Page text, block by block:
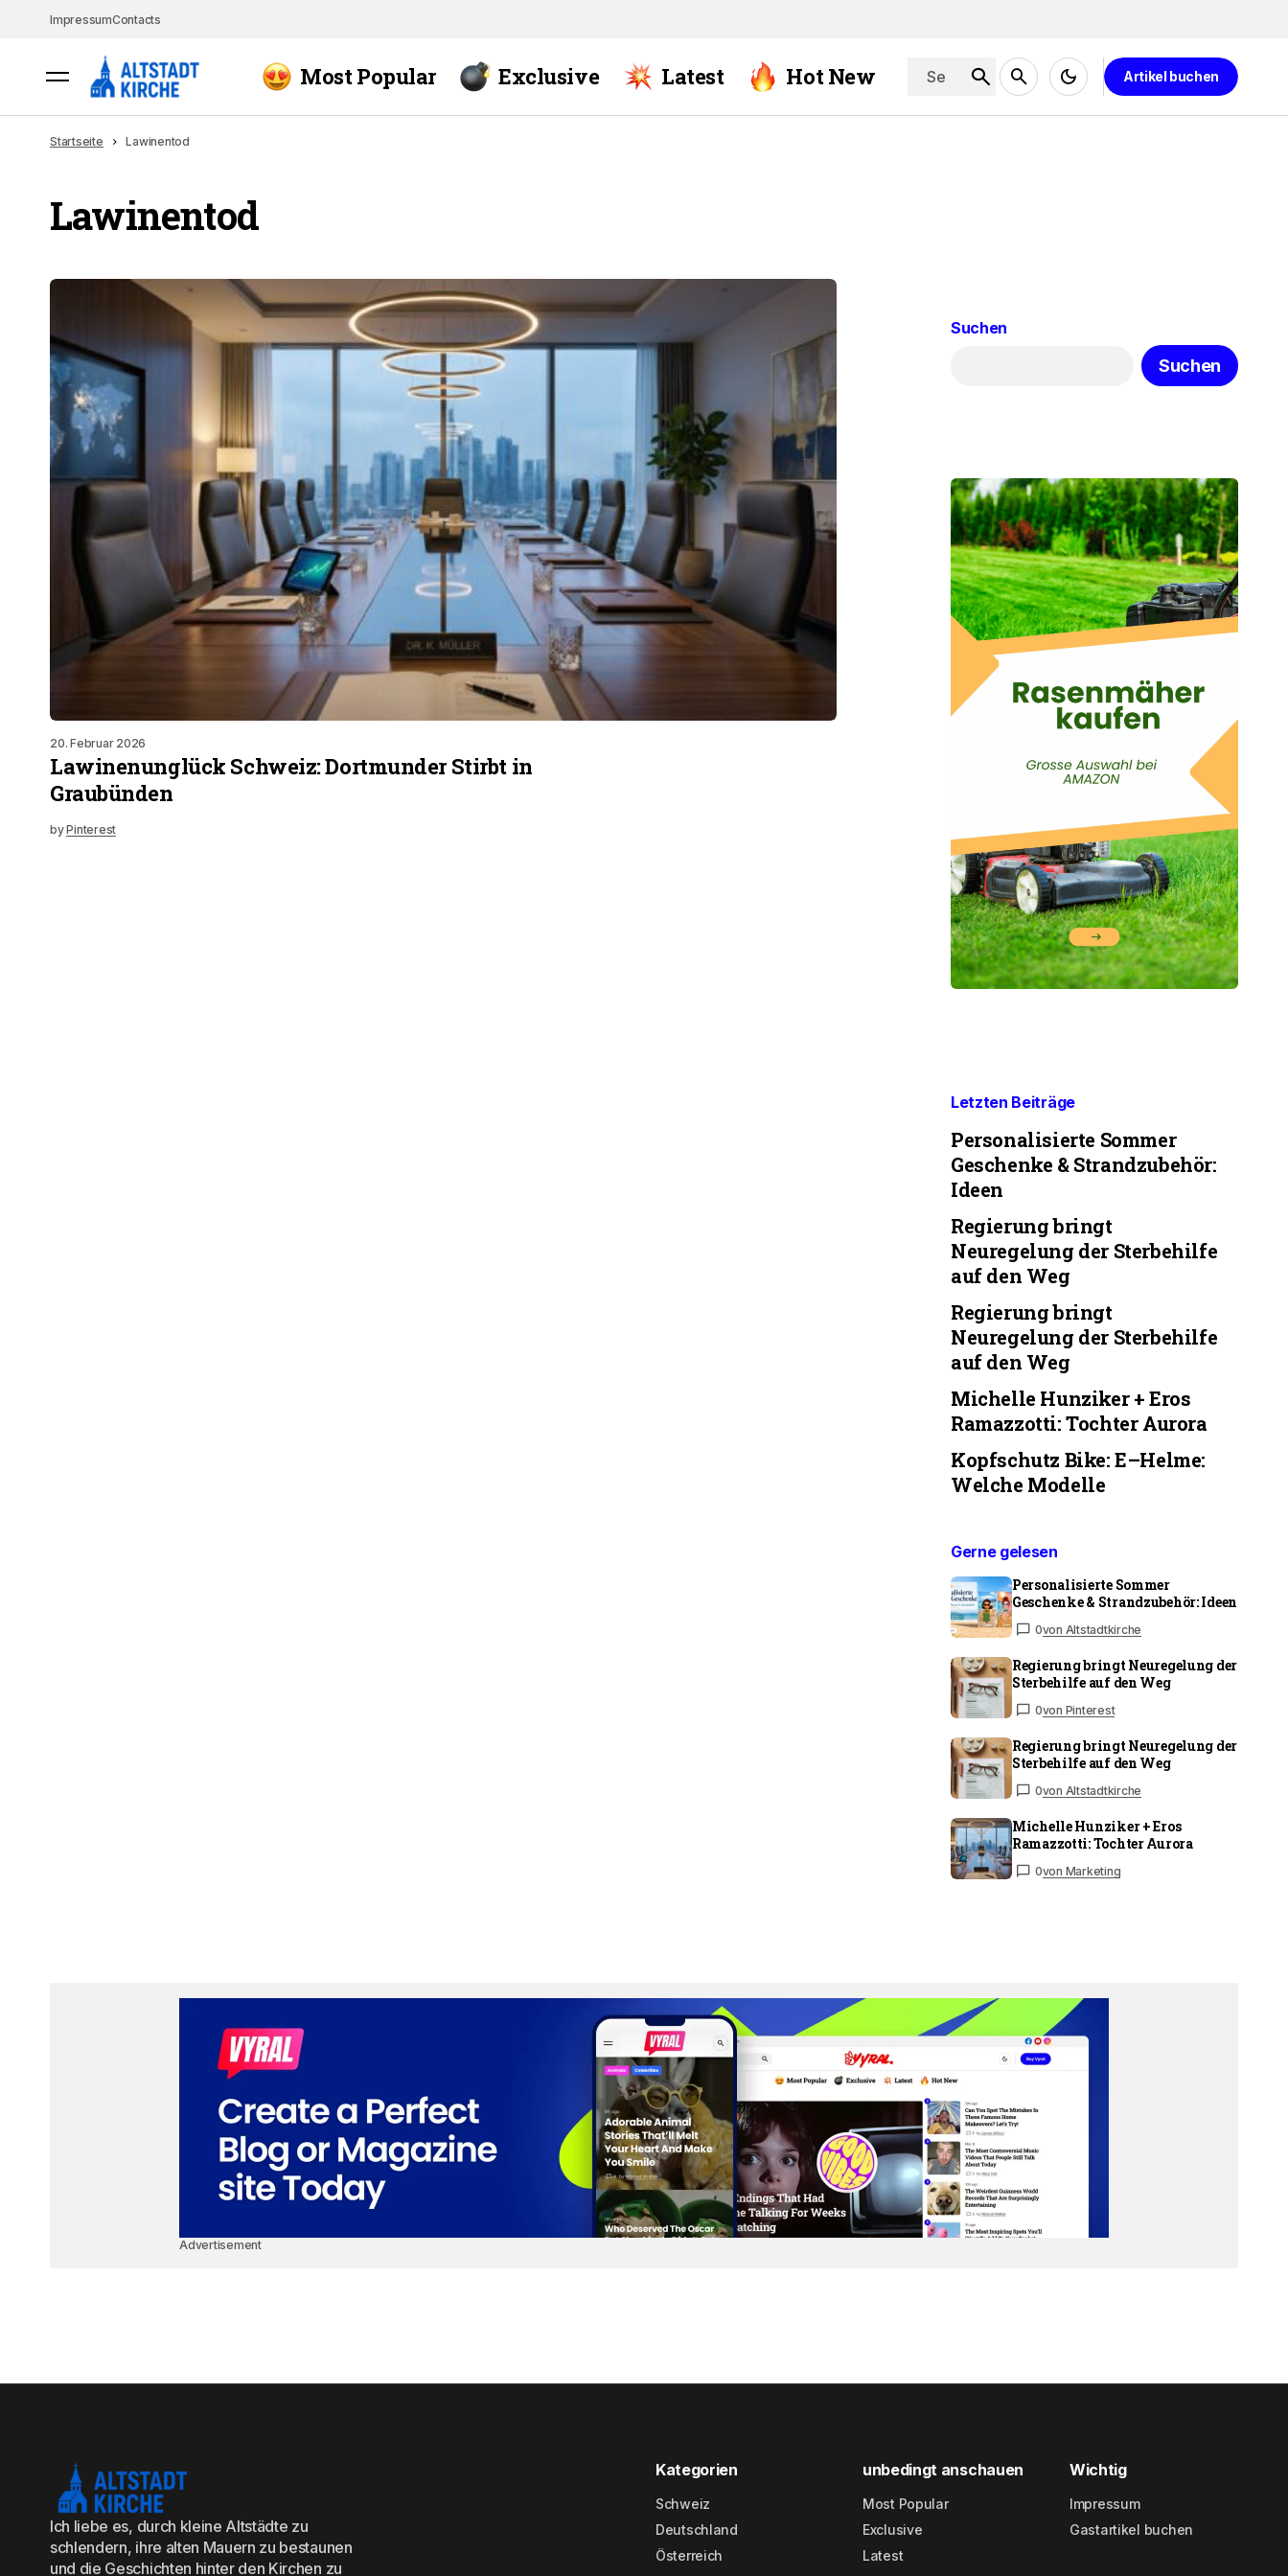
ImpressumContacts
Most Popular Exclusive Latest Hot New Artikel buchen
Startseite Lawinentod
Lawinentod
20. Februar 2026
Lawinenunglück Schweiz: Dortmunder Stirbt in
Graubünden
byPinterest
Suchen
Suchen
Letzten Beiträge
Personalisierte Sommer
Geschenke & Strandzubehör:
Ideen
Regierung bringt
Neuregelung der Sterbehilfe
auf den Weg
Regierung bringt
Neuregelung der Sterbehilfe
auf den Weg
Michelle Hunziker + Eros
Ramazzotti: Tochter Aurora
Kopfschutz Bike: E–Helme:
Welche Modelle
Gerne gelesen
Personalisierte Sommer
Geschenke & Strandzubehör: Ideen
0von Altstadtkirche
Regierung bringt Neuregelung der
Sterbehilfe auf den Weg
0von Pinterest
Regierung bringt Neuregelung der
Sterbehilfe auf den Weg
0von Altstadtkirche
Michelle Hunziker + Eros
Ramazzotti: Tochter Aurora
0von Marketing
Advertisement
Ich liebe es, durch kleine Altstädte zu
schlendern, ihre alten Mauern zu bestaunen
und die Geschichten hinter den Kirchen zu
Kategorien
Schweiz
Deutschland
Österreich
unbedingt anschauen
Most Popular
Exclusive
Latest
Wichtig
Impressum
Gastartikel buchen